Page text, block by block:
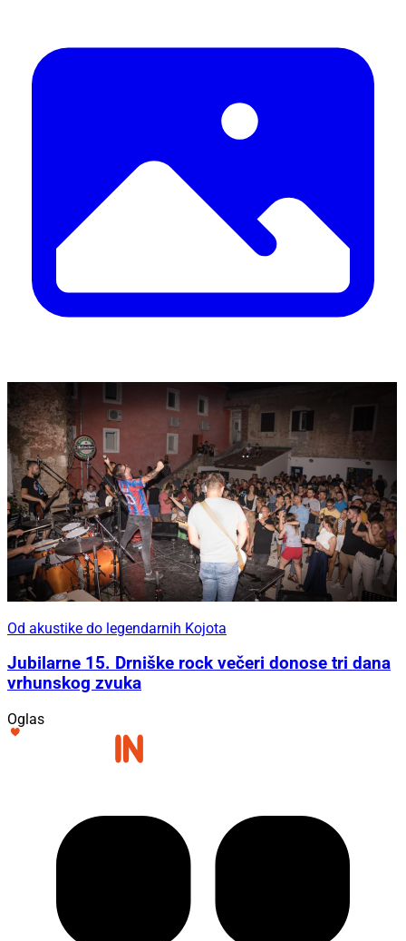
Od akustike do legendarnih Kojota
Jubilarne 15. Drniške rock večeri donose tri dana
vrhunskog zvuka
Oglas